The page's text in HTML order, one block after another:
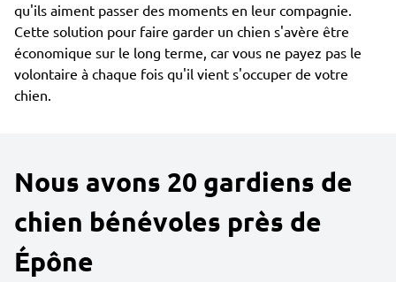
qu'ils aiment passer des moments en leur compagnie.
Cette solution pour faire garder un chien s'avère être
économique sur le long terme, car vous ne payez pas le
volontaire à chaque fois qu'il vient s'occuper de votre
chien.
Nous avons 20 gardiens de
chien bénévoles près de
Épône